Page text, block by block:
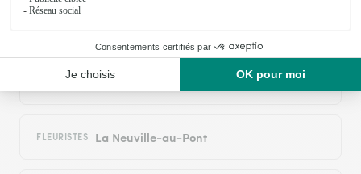
FLEURISTES Braux-Sainte-Cohière
FLEURISTES La Neuville-au-Pont